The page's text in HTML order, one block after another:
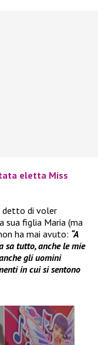
eletta Miss
detto di voler
figlia Maria (ma
ha mai avuto: “A
sa tutto, anche le mie
gli uomini
in cui si sentono